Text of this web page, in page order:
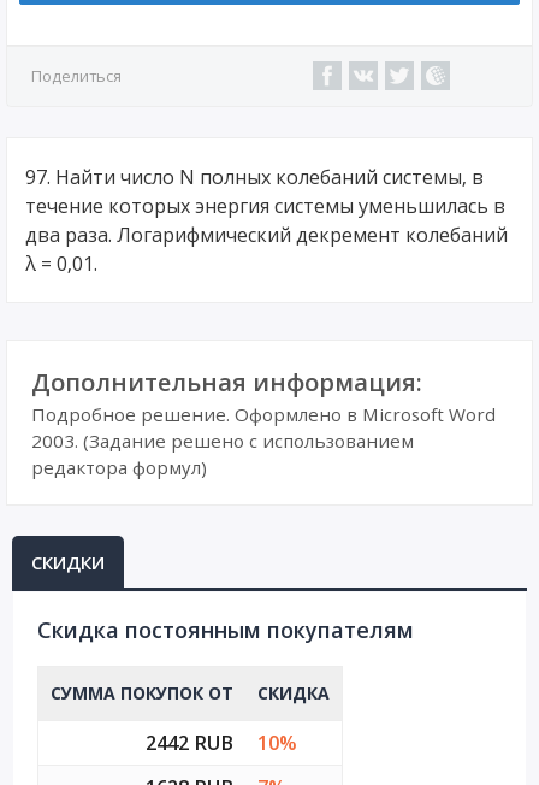
Поделиться
97. Найти число N полных колебаний системы, в
течение которых энергия системы уменьшилась в
два раза. Логарифмический декремент колебаний
λ = 0,01.
Дополнительная информация:
Подробное решение. Оформлено в Microsoft Word
2003. (Задание решено с использованием
редактора формул)
СКИДКИ
Cкидка постоянным покупателям
СУММА ПОКУПОК ОТ СКИДКА
2442 RUB
10%